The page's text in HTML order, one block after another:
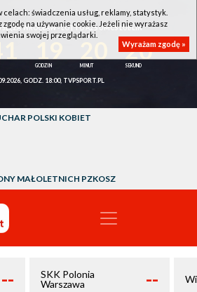
ŚLĘZA WROCŁAW - LOTTO AZS UMCS LUBLIN
20
GODZ. 18:00, TVPSPORT.PL
POLSKI KOBIET
MAŁOLETNICH PZKOSZ
--
SKK Polonia
Warszawa
--
celach: świadczenia usług, reklamy, statystyk.
na używanie cookie. Jeżeli nie wyrażasz
swojej przeglądarki.
Wyrażam zgodę »